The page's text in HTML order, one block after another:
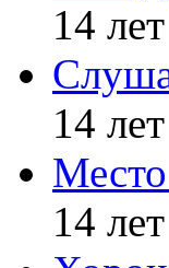
14
14
14